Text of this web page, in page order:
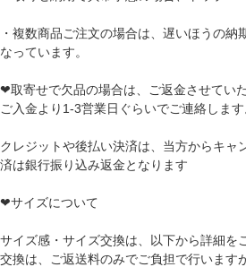
・複数商品ご注文の場合は、遅いほうの納
なっています。
❤取寄せで欠品の場合は、ご返金させてい
ご入金より1-3営業日ぐらいでご連絡します
クレジットや後払い決済は、当方からキャ
済は銀行振り込み返金となります
❤サイズについて
サイズ感・サイズ交換は、以下から詳細を
交換は、ご返送料のみでご負担で行います